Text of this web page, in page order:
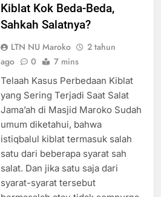
Kiblat Kok Beda-Beda,
Sahkah Salatnya?
LTN NU Maroko
2 tahun
ago
0 7 mins
Telaah Kasus Perbedaan Kiblat
yang Sering Terjadi Saat Salat
Jama’ah di Masjid Maroko Sudah
umum diketahui, bahwa
istiqbalul kiblat termasuk salah
satu dari beberapa syarat sah
salat. Dan jika satu saja dari
syarat-syarat tersebut